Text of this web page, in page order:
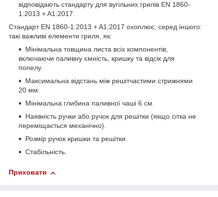
відповідають стандарту для вугільних грилів EN 1860-
1:2013 + A1:2017.
Стандарт EN 1860-1:2013 + A1:2017 охоплює, серед іншого:
такі важливі елементи гриля, як:
Мінімальна товщина листа всіх компонентів,
включаючи паливну ємність, кришку та відсік для
попелу.
Максимальна відстань між решітчастими стрижнями
20 мм.
Мінімальна глибина паливної чаші 6 см.
Наявність ручки або ручок для решітки (якщо сітка не
переміщається механічно).
Розмір ручок кришки та решітки.
Стабільність.
Приховати